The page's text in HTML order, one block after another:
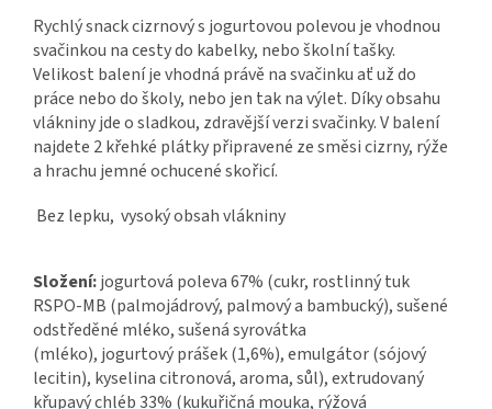
Rychlý snack cizrnový s jogurtovou polevou je vhodnou
svačinkou na cesty do kabelky, nebo školní tašky.
Velikost balení je vhodná právě na svačinku ať už do
práce nebo do školy, nebo jen tak na výlet. Díky obsahu
vlákniny jde o sladkou, zdravější verzi svačinky. V balení
najdete 2 křehké plátky připravené ze směsi cizrny, rýže
a hrachu jemné ochucené skořicí.
Bez lepku, vysoký obsah vlákniny
Složení:jogurtová poleva 67% (cukr, rostlinný tuk
RSPO-MB (palmojádrový, palmový a bambucký), sušené
odstředěné mléko, sušená syrovátka
(mléko), jogurtový prášek (1,6%), emulgátor (sójový
lecitin), kyselina citronová, aroma, sůl), extrudovaný
křupavý chléb 33% (kukuřičná mouka, rýžová